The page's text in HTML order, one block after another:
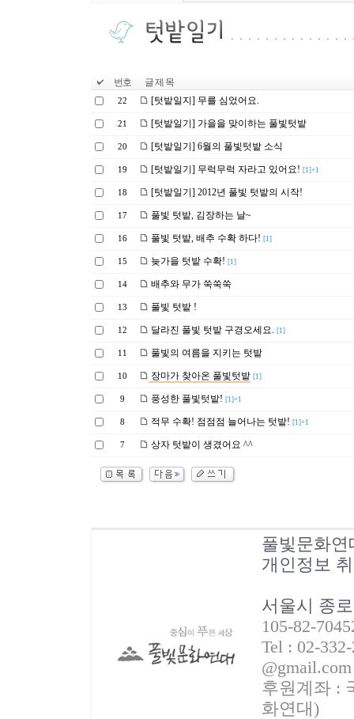
번호 글 제 목
22 [텃밭일지] 무를 심었어요.
21 [텃밭일기] 가을을 맞이하는 풀빛텃밭
20 [텃밭일기] 6월의 풀빛텃밭 소식
19 [텃밭일기] 무럭무럭 자라고 있어요! [1]+1
18 [텃밭일기] 2012년 풀빛 텃밭의 시작!
17 풀빛 텃밭, 김장하는 날~
16 풀빛 텃밭, 배추 수확 하다! [1]
15 늦가을 텃밭 수확! [1]
14 배추와 무가 쑥쑥쑥
13 풀빛 텃밭 !
12 달라진 풀빛 텃밭 구경오세요. [1]
11 풀빛의 여름을 지키는 텃밭
10 장마가 찾아온 풀빛텃밭 [1]
9 풍성한 풀빛텃밭! [1]+1
8 적무 수확! 점점점 늘어나는 텃밭! [1]+1
7 상자 텃밭이 생겼어요 ^^
풀빛문화연
개인정보
서울시 종
105-82-
Tel : 02-
@gmail.com
후원계좌 :
화연대)